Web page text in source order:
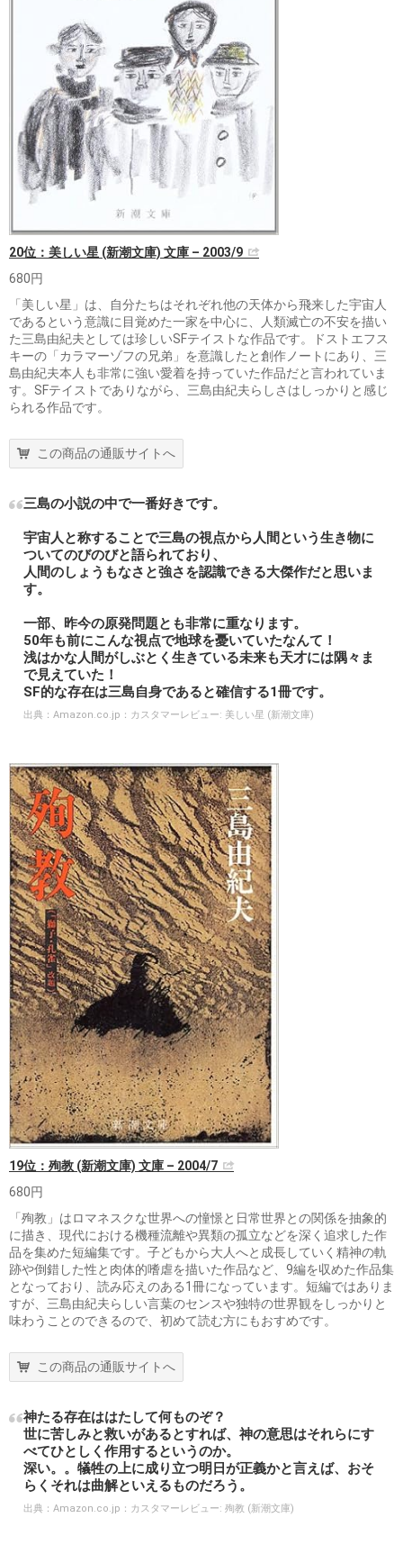
20位：美しい星 (新潮文庫) 文庫 – 2003/9
680円
「美しい星」は、自分たちはそれぞれ他の天体から飛来した宇宙人
であるという意識に目覚めた一家を中心に、人類滅亡の不安を描い
た三島由紀夫としては珍しいSFテイストな作品です。ドストエフス
キーの「カラマーゾフの兄弟」を意識したと創作ノートにあり、三
島由紀夫本人も非常に強い愛着を持っていた作品だと言われていま
す。SFテイストでありながら、三島由紀夫らしさはしっかりと感じ
られる作品です。
この商品の通販サイトへ
三島の小説の中で一番好きです。
宇宙人と称することで三島の視点から人間という生き物に
ついてのびのびと語られており、
人間のしょうもなさと強さを認識できる大傑作だと思いま
す。
一部、昨今の原発問題とも非常に重なります。
50年も前にこんな視点で地球を憂いていたなんて！
浅はかな人間がしぶとく生きている未来も天才には隅々ま
で見えていた！
SF的な存在は三島自身であると確信する1冊です。
出典： Amazon.co.jp：カスタマーレビュー: 美しい星 (新潮文庫)
19位：殉教 (新潮文庫) 文庫 – 2004/7
680円
「殉教」はロマネスクな世界への憧憬と日常世界との関係を抽象的
に描き、現代における機種流離や異類の孤立などを深く追求した作
品を集めた短編集です。子どもから大人へと成長していく精神の軌
跡や倒錯した性と肉体的嗜虐を描いた作品など、9編を収めた作品集
となっており、読み応えのある1冊になっています。短編ではありま
すが、三島由紀夫らしい言葉のセンスや独特の世界観をしっかりと
味わうことのできるので、初めて読む方にもおすめです。
この商品の通販サイトへ
神たる存在ははたして何ものぞ？
世に苦しみと救いがあるとすれば、神の意思はそれらにす
べてひとしく作用するというのか。
深い。。犠牲の上に成り立つ明日が正義かと言えば、おそ
らくそれは曲解といえるものだろう。
出典： Amazon.co.jp：カスタマーレビュー: 殉教 (新潮文庫)